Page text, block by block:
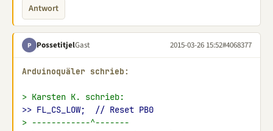
Antwort
P PossetitjelGast 2015-03-26 15:52#4068377
Arduinoquäler schrieb:
> Karsten K. schrieb:
>> FL_CS_LOW;  // Reset PB0
> ------------^-------